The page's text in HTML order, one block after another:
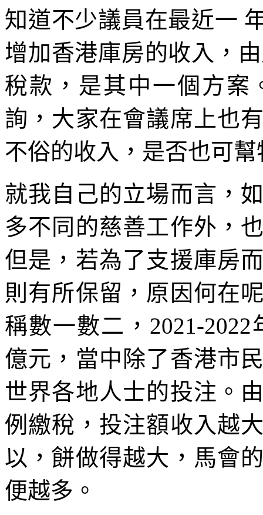
知道不少議員在最近一
增加香港庫房的收入，
稅款，是其中一個方案
詢，大家在會議席上也
不俗的收入，是否也可
就我自己的立場而言，
多不同的慈善工作外，
但是，若為了支援庫房
則有所保留，原因何在
稱數一數二，2021-
億元，當中除了香港市
世界各地人士的投注。
例繳稅，投注額收入越
以，餅做得越大，馬會
便越多。